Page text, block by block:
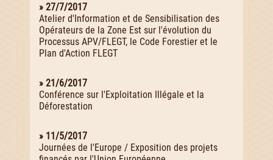
» 27/7/2017
Atelier d'Information et de Sensibilisation des
Opérateurs de la Zone Est sur l'évolution du
Processus APV/FLEGT, le Code Forestier et le
Plan d'Action FLEGT
» 21/6/2017
Conférence sur l'Exploitation Illégale et la
Déforestation
» 11/5/2017
Journées de l'Europe / Exposition des projets